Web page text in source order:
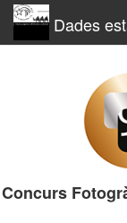
Dades
Concurs